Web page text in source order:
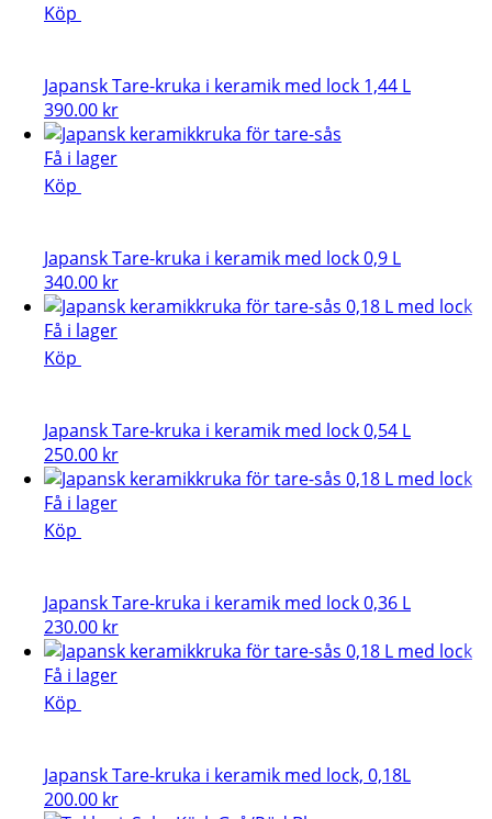
Köp
Japansk Tare-kruka i keramik med lock 1,44 L
390.00 kr
Få i lager
Köp
Japansk Tare-kruka i keramik med lock 0,9 L
340.00 kr
Få i lager
Köp
Japansk Tare-kruka i keramik med lock 0,54 L
250.00 kr
Få i lager
Köp
Japansk Tare-kruka i keramik med lock 0,36 L
230.00 kr
Få i lager
Köp
Japansk Tare-kruka i keramik med lock, 0,18L
200.00 kr